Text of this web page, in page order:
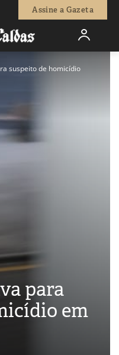
Assine a Gazeta
suspeito de homicídio
para
em